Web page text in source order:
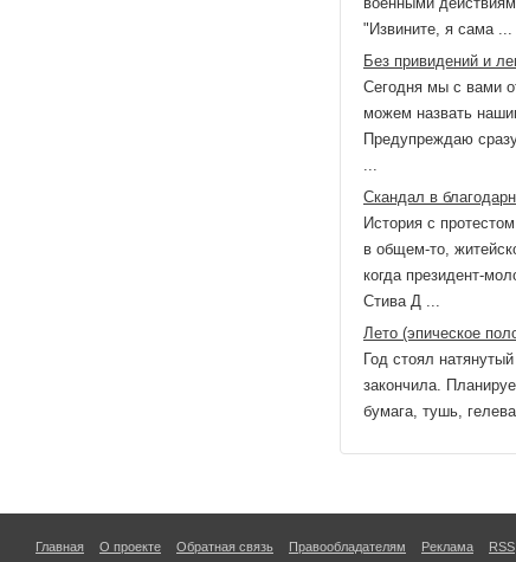
"Извините, я сама ...
Без привидений и
Сегодня мы с вами
можем назвать
Предупреждаю
...
Скандал в
История с
в общем-то,
когда президент-
Стива Д ...
Лето (эпическое
Год стоял
закончила.
бумага, тушь,
Главная О проекте Обратная связь Правообладателям Реклама RSS